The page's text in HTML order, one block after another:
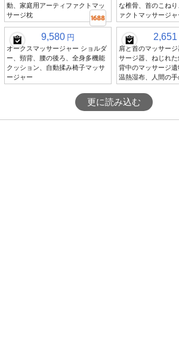
動、家庭用アーティファクトマッ
サージ枕
な椎骨、首のこね
ァクトマッサージャ
9,580 円
オークスマッサージャー ショルダ
ー、頸背、腰の後ろ、全身多機能
クッション、自動揉み椅子マッサ
ージャー
2,651
肩と首のマッサー
サージ器、ねじれた
背中のマッサージ遺
温熱湿布、人間の
更に読み込む